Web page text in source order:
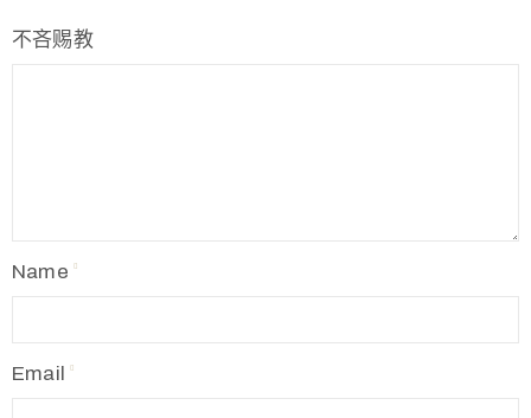
不吝赐教
Name
Email